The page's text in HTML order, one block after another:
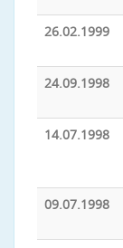
26.02.1999
24.09.1998
14.07.1998
09.07.1998